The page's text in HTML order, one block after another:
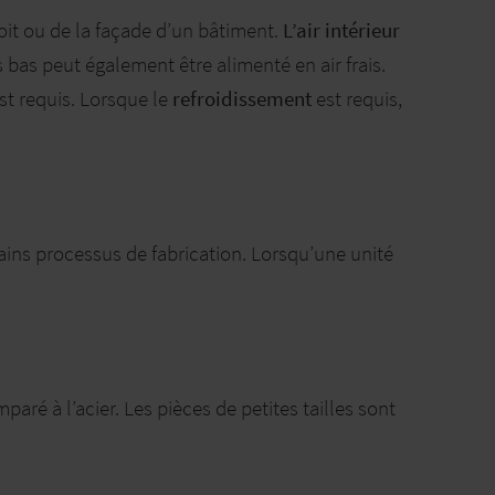
ou de la façade d’un bâtiment. L’air intérieur
peut également être alimenté en air frais.
requis. Lorsque le refroidissement est requis,
processus de fabrication. Lorsqu’une unité
à l’acier. Les pièces de petites tailles sont